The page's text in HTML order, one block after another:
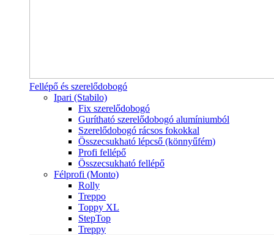
Fellépő és szerelődobogó
Ipari (Stabilo)
Fix szerelődobogó
Gurítható szerelődobogó alumíniumból
Szerelődobogó rácsos fokokkal
Összecsukható lépcső (könnyűfém)
Profi fellépő
Összecsukható fellépő
Félprofi (Monto)
Rolly
Treppo
Toppy XL
StepTop
Treppy